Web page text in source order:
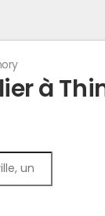
à